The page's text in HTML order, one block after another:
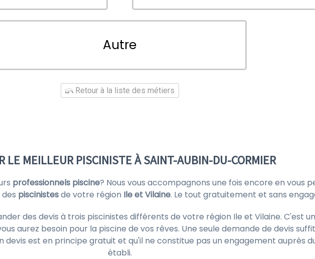
Autre
Retour à la liste des métiers
LE MEILLEUR PISCINISTE À SAINT-AUBIN-DU-CORMIER
professionnels piscine? Nous vous accompagnons une fois encore en vous
piscinistesde votre région Ile et Vilaine. Le tout gratuitement et sans
des devis à trois piscinistes différents de votre région Ile et Vilaine. C'est
aurez besoin pour la piscine de vos rêves. Une seule demande de devis
devis est en principe gratuit et qu'il ne constitue pas un engagement auprès
établi.